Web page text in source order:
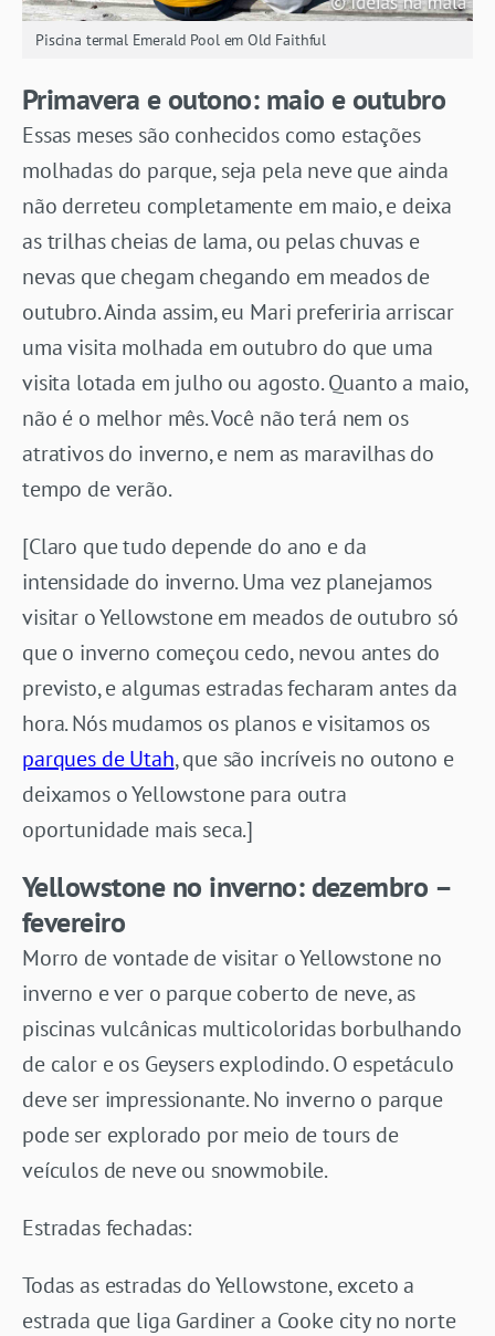
Piscina termal Emerald Pool em Old Faithful
Primavera e outono: maio e outubro
Essas meses são conhecidos como estações
molhadas do parque, seja pela neve que ainda
não derreteu completamente em maio, e deixa
as trilhas cheias de lama, ou pelas chuvas e
nevas que chegam chegando em meados de
outubro. Ainda assim, eu Mari preferiria arriscar
uma visita molhada em outubro do que uma
visita lotada em julho ou agosto. Quanto a maio,
não é o melhor mês. Você não terá nem os
atrativos do inverno, e nem as maravilhas do
tempo de verão.
[Claro que tudo depende do ano e da
intensidade do inverno. Uma vez planejamos
visitar o Yellowstone em meados de outubro só
que o inverno começou cedo, nevou antes do
previsto, e algumas estradas fecharam antes da
hora. Nós mudamos os planos e visitamos os
parques de Utah, que são incríveis no outono e
deixamos o Yellowstone para outra
oportunidade mais seca.]
Yellowstone no inverno: dezembro –
fevereiro
Morro de vontade de visitar o Yellowstone no
inverno e ver o parque coberto de neve, as
piscinas vulcânicas multicoloridas borbulhando
de calor e os Geysers explodindo. O espetáculo
deve ser impressionante. No inverno o parque
pode ser explorado por meio de tours de
veículos de neve ou snowmobile.
Estradas fechadas:
Todas as estradas do Yellowstone, exceto a
estrada que liga Gardiner a Cooke city no norte